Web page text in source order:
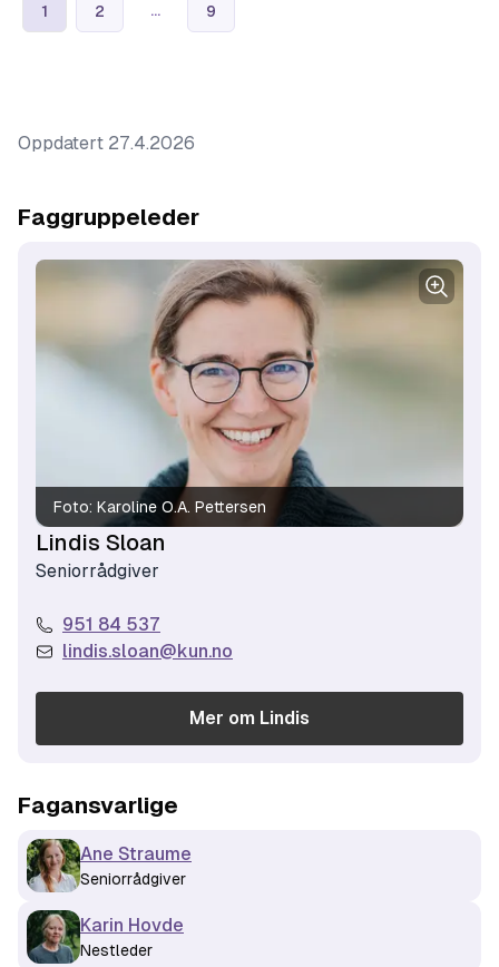
1 2 ... 9
Oppdatert 27.4.2026
Faggruppeleder
Foto: Karoline O.A. Pettersen
Lindis Sloan
Seniorrådgiver
951 84 537​
lindis.sloan@kun.no
Mer om Lindis
Fagansvarlige
Ane Straume
Seniorrådgiver
Karin Hovde
Nestleder